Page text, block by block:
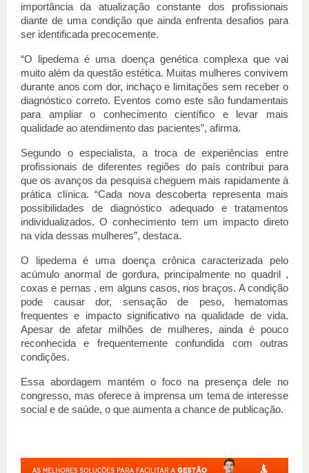
importância da atualização constante dos profissionais
diante de uma condição que ainda enfrenta desafios para
ser identificada precocemente.
“O lipedema é uma doença genética complexa que vai
muito além da questão estética. Muitas mulheres convivem
durante anos com dor, inchaço e limitações sem receber o
diagnóstico correto. Eventos como este são fundamentais
para ampliar o conhecimento científico e levar mais
qualidade ao atendimento das pacientes”, afirma.
Segundo o especialista, a troca de experiências entre
profissionais de diferentes regiões do país contribui para
que os avanços da pesquisa cheguem mais rapidamente à
prática clínica. “Cada nova descoberta representa mais
possibilidades de diagnóstico adequado e tratamentos
individualizados. O conhecimento tem um impacto direto
na vida dessas mulheres”, destaca.
O lipedema é uma doença crônica caracterizada pelo
acúmulo anormal de gordura, principalmente no quadril ,
coxas e pernas , em alguns casos, nos braços. A condição
pode causar dor, sensação de peso, hematomas
frequentes e impacto significativo na qualidade de vida.
Apesar de afetar milhões de mulheres, ainda é pouco
reconhecida e frequentemente confundida com outras
condições.
Essa abordagem mantém o foco na presença dele no
congresso, mas oferece à imprensa um tema de interesse
social e de saúde, o que aumenta a chance de publicação.